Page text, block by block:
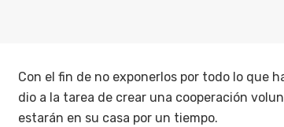
Con el fin de no exponerlos por todo lo que
dio a la tarea de crear una cooperación
estarán en su casa por un tiempo.